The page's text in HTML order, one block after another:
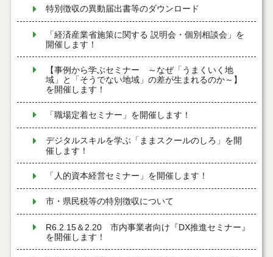
特別徴収の異動届出書等のダウンロード
「経済産業省施策に関する 説明会・個別相談会」を
開催します！
【事例から学ぶセミナー ～なぜ「うまくいく地
域」と「そうでない地域」の差が生まれるのか～】
を開催します！
「職場定着セミナー」を開催します！
デジタルスキルを学ぶ「ままスクールのしろ」を開
催します！
「人的資本経営セミナー」を開催します！
市・県民税等の特別徴収について
R6.2.15＆2.20 市内事業者向け『DX推進セミナー』
を開催します！